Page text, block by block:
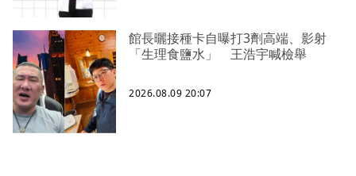
館長曬接種卡自曝打3劑高端、影射
「生理食鹽水」 王浩宇喊檢舉
2026.08.09 20:07